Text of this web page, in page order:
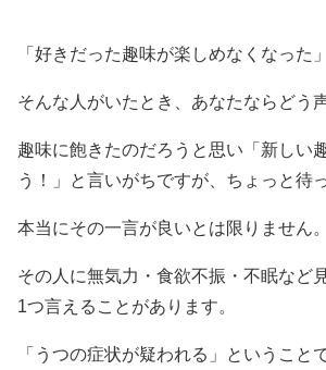
「好きだった趣味が楽しめなくなった」
そんな人がいたとき、あなたならどう
趣味に飽きたのだろうと思い「新しい
う！」と言いがちですが、ちょっと待
本当にその一言が良いとは限りません。
その人に無気力・食欲不振・不眠など
1つ言えることがあります。
「うつの症状が疑われる」ということ